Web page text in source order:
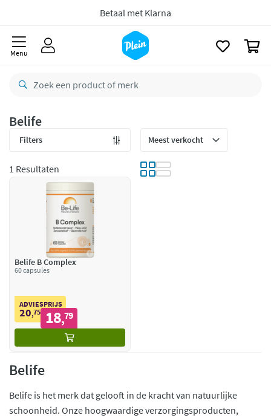
8,8/10Goed
CO2 neutraal
Menu
Belife
Filters
1 Resultaten
Belife B Complex
60 capsules
ADVIESPRIJS
20,75 18,79
Belife
Belife is het merk dat gelooft in de kracht van natuurlijke
schoonheid. Onze hoogwaardige verzorgingsproducten,